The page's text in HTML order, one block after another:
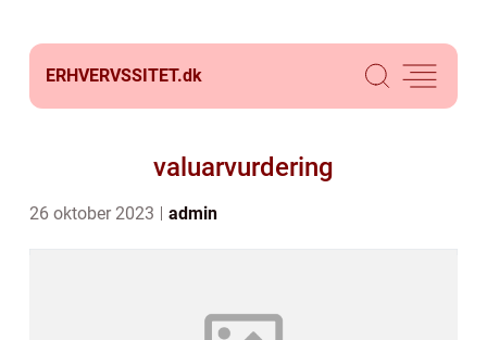
ERHVERVSSITET.dk
valuarvurdering
26 oktober 2023 admin